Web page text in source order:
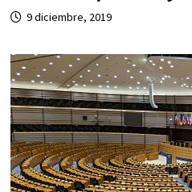
9 diciembre, 2019